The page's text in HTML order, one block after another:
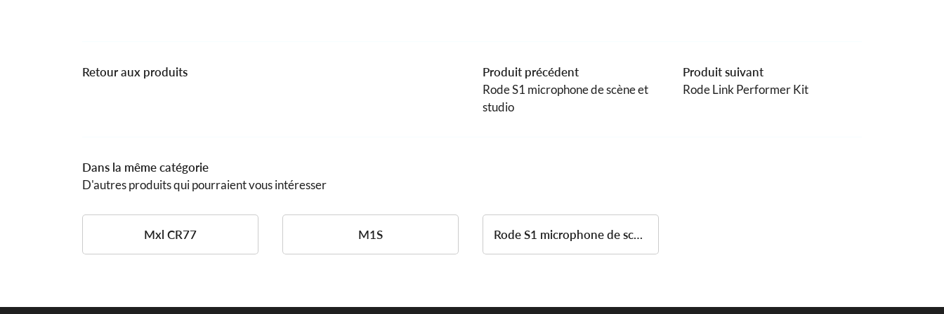
Retour aux produits
Produit précédent
Rode S1 microphone de scène et
studio
Produit suivant
Rode Link Performer Kit
Dans la même catégorie
D'autres produits qui pourraient vous intéresser
Mxl CR77 M1S Rode S1 microphone de scène et studio